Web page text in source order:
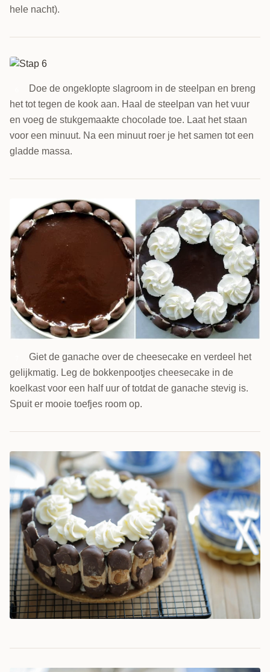
hele nacht).
Doe de ongeklopte slagroom in de steelpan en breng
het tot tegen de kook aan. Haal de steelpan van het vuur
en voeg de stukgemaakte chocolade toe. Laat het staan
voor een minuut. Na een minuut roer je het samen tot een
gladde massa.
Giet de ganache over de cheesecake en verdeel het
gelijkmatig. Leg de bokkenpootjes cheesecake in de
koelkast voor een half uur of totdat de ganache stevig is.
Spuit er mooie toefjes room op.